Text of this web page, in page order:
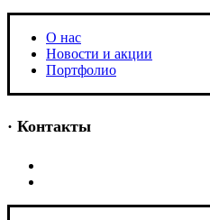
O нас
Новости и акции
Портфолио
· Контакты